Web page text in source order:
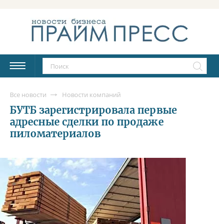
Все новости Новости компаний
БУТБ зарегистрировала первые
адресные сделки по продаже
пиломатериалов